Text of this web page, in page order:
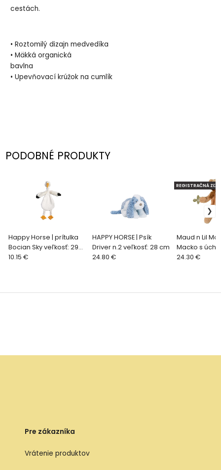
cestách.
• Roztomilý dizajn medvedíka
• Mäkká organická
bavlna
• Upevňovací krúžok na cumlík
PODOBNÉ PRODUKTY
Happy Horse | prítulka
Bocian Sky veľkosť: 29
cm
10.15 €
HAPPY HORSE | Psík
Driver n.2 veľkosť: 28 cm
24.80 €
Maud n Lil
Macko s
hnedý
REGISTRAČNÁ
24.30 €
Pre zákazníka
Vrátenie produktov